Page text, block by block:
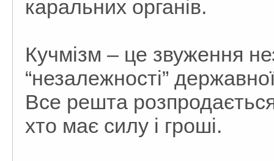
каральних органів.
Кучмізм – це звуження
“незалежності”
Все решта
хто має силу і гроші.